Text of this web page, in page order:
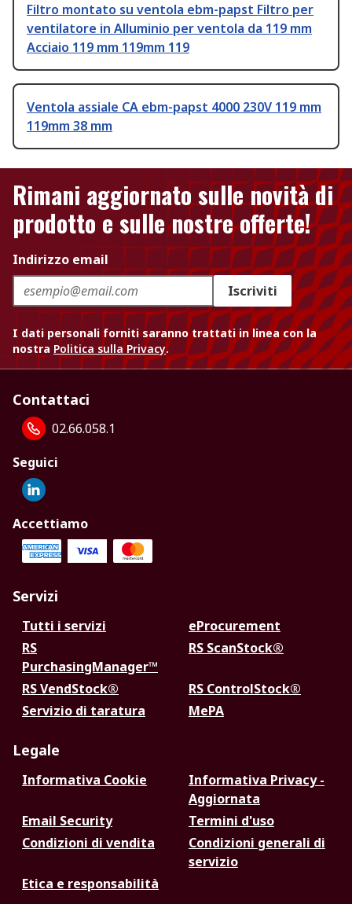
Filtro montato su ventola ebm-papst Filtro per
ventilatore in Alluminio per ventola da 119 mm
Acciaio 119 mm 119mm 119
Ventola assiale CA ebm-papst 4000 230V 119 mm
119mm 38 mm
Rimani aggiornato sulle novità di
prodotto e sulle nostre offerte!
Indirizzo email
Iscriviti
I dati personali forniti saranno trattati in linea con la
nostra Politica sulla Privacy.
Contattaci
02.66.058.1
Seguici
Accettiamo
Servizi
Tutti i servizi
eProcurement
RS
PurchasingManager™
RS ScanStock®
RS VendStock®
RS ControlStock®
Servizio di taratura
MePA
Legale
Informativa Cookie
Informativa Privacy -
Aggiornata
Email Security
Termini d'uso
Condizioni di vendita
Condizioni generali di
servizio
Etica e responsabilità